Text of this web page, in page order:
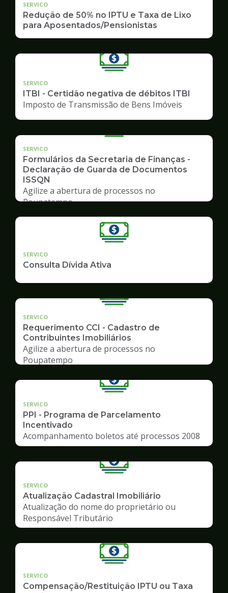
SERVICO
Redução de 50% no IPTU e Taxa de Lixo
para Aposentados/Pensionistas
SERVICO
ITBI - Certidão negativa de débitos ITBI
Imposto de Transmissão de Bens Imóveis
SERVICO
Formulários da Secretaria de Finanças -
Declaração de Guarda de Documentos
ISSQN
Agilize a abertura de processos no
Poupatempo
SERVICO
Consulta Dívida Ativa
SERVICO
Requerimento CCI - Cadastro de
Contribuintes Imobiliários
Agilize a abertura de processos no
Poupatempo
SERVICO
PPI - Programa de Parcelamento
Incentivado
Acompanhamento boletos até processos 2008
SERVICO
Atualização Cadastral Imobiliário
Atualização do nome do proprietário ou
Responsável Tributário
SERVICO
Compensação/Restituição IPTU ou Taxa